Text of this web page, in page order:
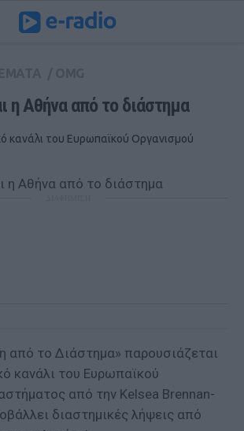
η Αθήνα από το διάστημα
κανάλι του Ευρωπαϊκού Οργανισμού
από το Διάστημα» παρουσιάζεται
κανάλι του Ευρωπαϊκού
από την Kelsea Brennan-
διαστημικές λήψεις από